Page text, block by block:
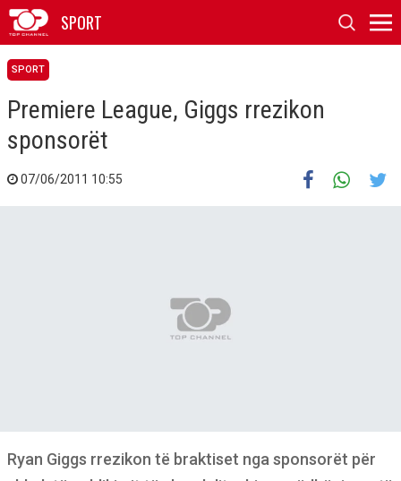
SPORT
SPORT
Premiere League, Giggs rrezikon
sponsorët
07/06/2011 10:55
Ryan Giggs rrezikon të braktiset nga sponsorët për